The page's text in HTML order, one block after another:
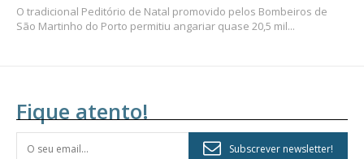
O tradicional Peditório de Natal promovido pelos Bombeiros de
São Martinho do Porto permitiu angariar quase 20,5 mil...
Fique atento!
Subscrever newsletter!